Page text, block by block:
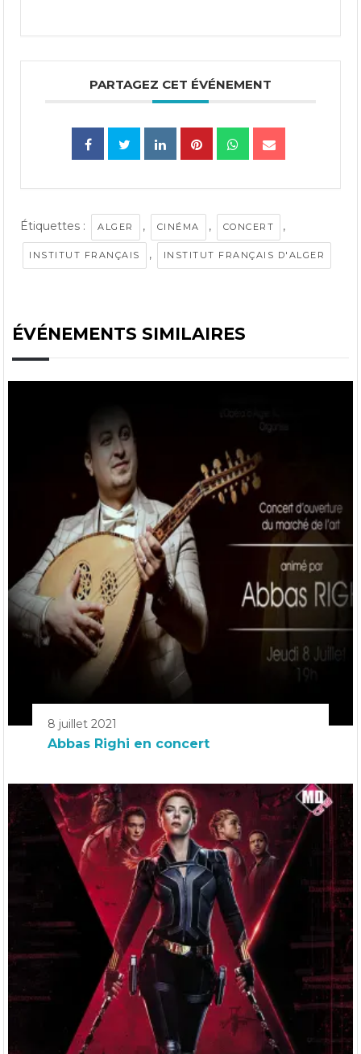
PARTAGEZ CET ÉVÉNEMENT
Étiquettes : ALGER , CINÉMA , CONCERT ,
INSTITUT FRANÇAIS , INSTITUT FRANÇAIS D'ALGER
ÉVÉNEMENTS SIMILAIRES
8 juillet 2021
Abbas Righi en concert